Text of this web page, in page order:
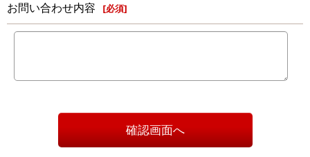
お問い合わせ内容 [必須]
確認画面へ